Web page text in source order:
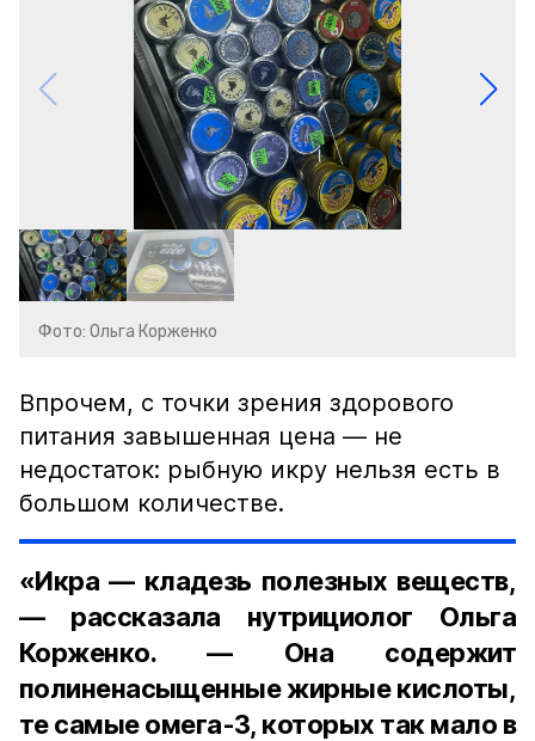
Фото: Ольга Корженко
Впрочем, с точки зрения здорового
питания завышенная цена — не
недостаток: рыбную икру нельзя есть в
большом количестве.
«Икра — кладезь полезных веществ,
— рассказала нутрициолог Ольга
Корженко. — Она содержит
полиненасыщенные жирные кислоты,
те самые омега-3, которых так мало в